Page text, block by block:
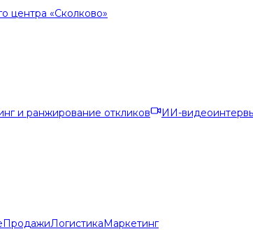
центра «Сколково»
и ранжирование откликов ИИ-
ПродажиЛогистикаМаркетинг